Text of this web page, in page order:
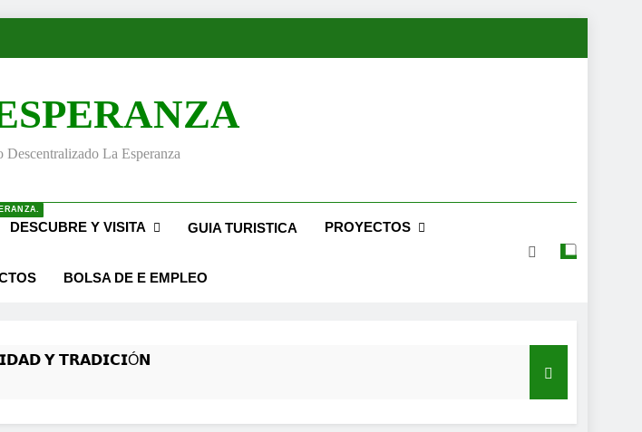
La Esperanza
DESCUBRE Y VISITA GUIA TURISTICA PROYECTOS
BOLSA DE E EMPLEO
𝗬 𝗧𝗥𝗔𝗗𝗜𝗖𝗜Ó𝗡